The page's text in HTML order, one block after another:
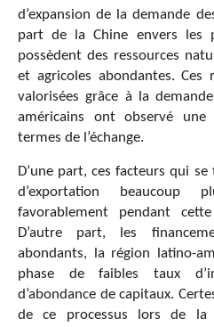
d’expansion de la demande
part de la Chine envers les
possèdent des ressources
et agricoles abondantes. Ces
valorisées grâce à la
américains ont observé une
termes de l’échange.
D’une part, ces facteurs qui
d’exportation
favorablement pendant
D’autre part, les
abondants, la région latino-
phase de faibles taux
d’abondance de capitaux.
de ce processus lors de la